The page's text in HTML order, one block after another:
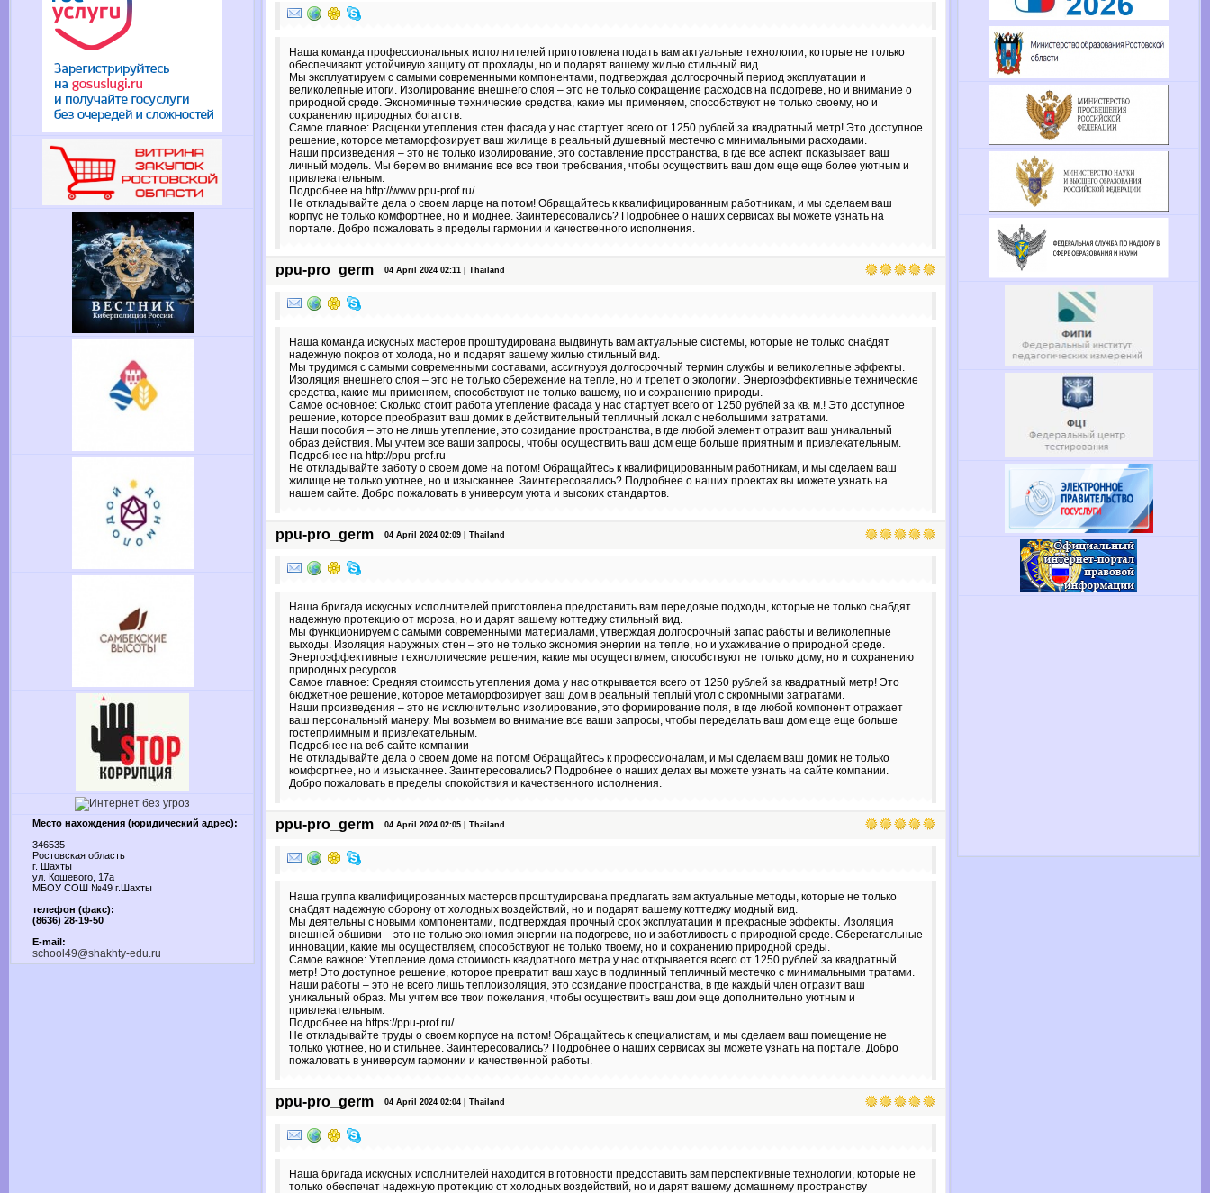
Место нахождения (юридический адрес):
346535
Ростовская область
г. Шахты
ул. Кошевого, 17а
МБОУ СОШ №49 г.Шахты
телефон (факс):
(8636) 28-19-50
E-mail:
school49@shakhty-edu.ru
Наша команда профессиональных исполнителей приготовлена подать вам актуальные технологии, которые не только
обеспечивают устойчивую защиту от прохлады, но и подарят вашему жилью стильный вид.
Мы эксплуатируем с самыми современными компонентами, подтверждая долгосрочный период эксплуатации и
великолепные итоги. Изолирование внешнего слоя – это не только сокращение расходов на подогреве, но и внимание о
природной среде. Экономичные технические средства, какие мы применяем, способствуют не только своему, но и
сохранению природных богатств.
Самое главное: Расценки утепления стен фасада у нас стартует всего от 1250 рублей за квадратный метр! Это доступное
решение, которое метаморфозирует ваш жилище в реальный душевный местечко с минимальными расходами.
Наши произведения – это не только изолирование, это составление пространства, в где все аспект показывает ваш
личный модель. Мы берем во внимание все все твои требования, чтобы осуществить ваш дом еще еще более уютным и
привлекательным.
Подробнее на http://www.ppu-prof.ru/
Не откладывайте дела о своем ларце на потом! Обращайтесь к квалифицированным работникам, и мы сделаем ваш
корпус не только комфортнее, но и моднее. Заинтересовались? Подробнее о наших сервисах вы можете узнать на
портале. Добро пожаловать в пределы гармонии и качественного исполнения.
ppu-pro_germ 04 April 2024 02:11 | Thailand
Наша команда искусных мастеров проштудирована выдвинуть вам актуальные системы, которые не только снабдят
надежную покров от холода, но и подарят вашему жилью стильный вид.
Мы трудимся с самыми современными составами, ассигнуруя долгосрочный термин службы и великолепные эффекты.
Изоляция внешнего слоя – это не только сбережение на тепле, но и трепет о экологии. Энергоэффективные технические
средства, какие мы применяем, способствуют не только вашему, но и сохранению природы.
Самое основное: Сколько стоит работа утепление фасада у нас стартует всего от 1250 рублей за кв. м.! Это доступное
решение, которое преобразит ваш домик в действительный тепличный локал с небольшими затратами.
Наши пособия – это не лишь утепление, это созидание пространства, в где любой элемент отразит ваш уникальный
образ действия. Мы учтем все ваши запросы, чтобы осуществить ваш дом еще больше приятным и привлекательным.
Подробнее на http://ppu-prof.ru
Не откладывайте заботу о своем доме на потом! Обращайтесь к квалифицированным работникам, и мы сделаем ваш
жилище не только уютнее, но и изысканнее. Заинтересовались? Подробнее о наших проектах вы можете узнать на
нашем сайте. Добро пожаловать в универсум уюта и высоких стандартов.
ppu-pro_germ 04 April 2024 02:09 | Thailand
Наша бригада искусных исполнителей приготовлена предоставить вам передовые подходы, которые не только снабдят
надежную протекцию от мороза, но и дарят вашему коттеджу стильный вид.
Мы функционируем с самыми современными материалами, утверждая долгосрочный запас работы и великолепные
выходы. Изоляция наружных стен – это не только экономия энергии на тепле, но и ухаживание о природной среде.
Энергоэффективные технологические решения, какие мы осуществляем, способствуют не только дому, но и сохранению
природных ресурсов.
Самое главное: Средняя стоимость утепления дома у нас открывается всего от 1250 рублей за квадратный метр! Это
бюджетное решение, которое метаморфозирует ваш дом в реальный теплый угол с скромными затратами.
Наши произведения – это не исключительно изолирование, это формирование поля, в где любой компонент отражает
ваш персональный манеру. Мы возьмем во внимание все ваши запросы, чтобы переделать ваш дом еще еще больше
гостеприимным и привлекательным.
Подробнее на веб-сайте компании
Не откладывайте дела о своем доме на потом! Обращайтесь к профессионалам, и мы сделаем ваш домик не только
комфортнее, но и изысканнее. Заинтересовались? Подробнее о наших делах вы можете узнать на сайте компании.
Добро пожаловать в пределы спокойствия и качественного исполнения.
ppu-pro_germ 04 April 2024 02:05 | Thailand
Наша группа квалифицированных мастеров проштудирована предлагать вам актуальные методы, которые не только
снабдят надежную оборону от холодных воздействий, но и подарят вашему коттеджу модный вид.
Мы деятельны с новыми компонентами, подтверждая прочный срок эксплуатации и прекрасные эффекты. Изоляция
внешней обшивки – это не только экономия энергии на подогреве, но и заботливость о природной среде. Сберегательные
инновации, какие мы осуществляем, способствуют не только твоему, но и сохранению природной среды.
Самое важное: Утепление дома стоимость квадратного метра у нас открывается всего от 1250 рублей за квадратный
метр! Это доступное решение, которое превратит ваш хаус в подлинный тепличный местечко с минимальными тратами.
Наши работы – это не всего лишь теплоизоляция, это созидание пространства, в где каждый член отразит ваш
уникальный образ. Мы учтем все твои пожелания, чтобы осуществить ваш дом еще дополнительно уютным и
привлекательным.
Подробнее на https://ppu-prof.ru/
Не откладывайте труды о своем корпусе на потом! Обращайтесь к специалистам, и мы сделаем ваш помещение не
только уютнее, но и стильнее. Заинтересовались? Подробнее о наших сервисах вы можете узнать на портале. Добро
пожаловать в универсум гармонии и качественной работы.
ppu-pro_germ 04 April 2024 02:04 | Thailand
Наша бригада искусных исполнителей находится в готовности предоставить вам перспективные технологии, которые не
только обеспечат надежную протекцию от холодных воздействий, но и дарят вашему домашнему пространству